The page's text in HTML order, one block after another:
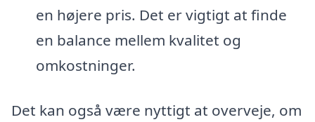
en højere pris. Det er vigtigt at finde
en balance mellem kvalitet og
omkostninger.
Det kan også være nyttigt at overveje, om